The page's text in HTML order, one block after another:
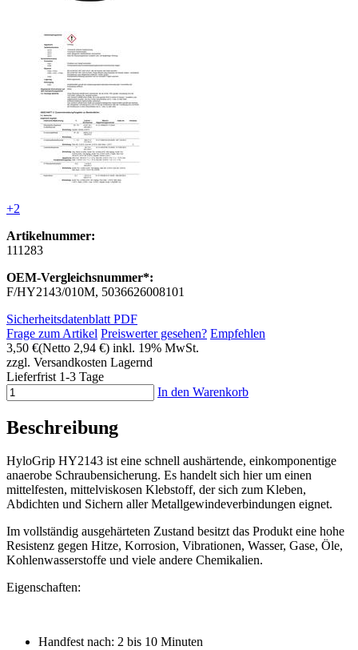
+2
Artikelnummer:
111283
OEM-Vergleichsnummer*:
F/HY2143/010M, 5036626008101
Sicherheitsdatenblatt PDF
Frage zum Artikel Preiswerter gesehen? Empfehlen
3,50 €(Netto 2,94 €) inkl. 19% MwSt.
zzgl. Versandkosten Lagernd
Lieferfrist 1-3 Tage
In den Warenkorb
Beschreibung
HyloGrip HY2143 ist eine schnell aushärtende, einkomponentige
anaerobe Schraubensicherung. Es handelt sich hier um einen
mittelfesten, mittelviskosen Klebstoff, der sich zum Kleben,
Abdichten und Sichern aller Metallgewindeverbindungen eignet.
Im vollständig ausgehärteten Zustand besitzt das Produkt eine hohe
Resistenz gegen Hitze, Korrosion, Vibrationen, Wasser, Gase, Öle,
Kohlenwasserstoffe und viele andere Chemikalien.
Eigenschaften:
Handfest nach: 2 bis 10 Minuten